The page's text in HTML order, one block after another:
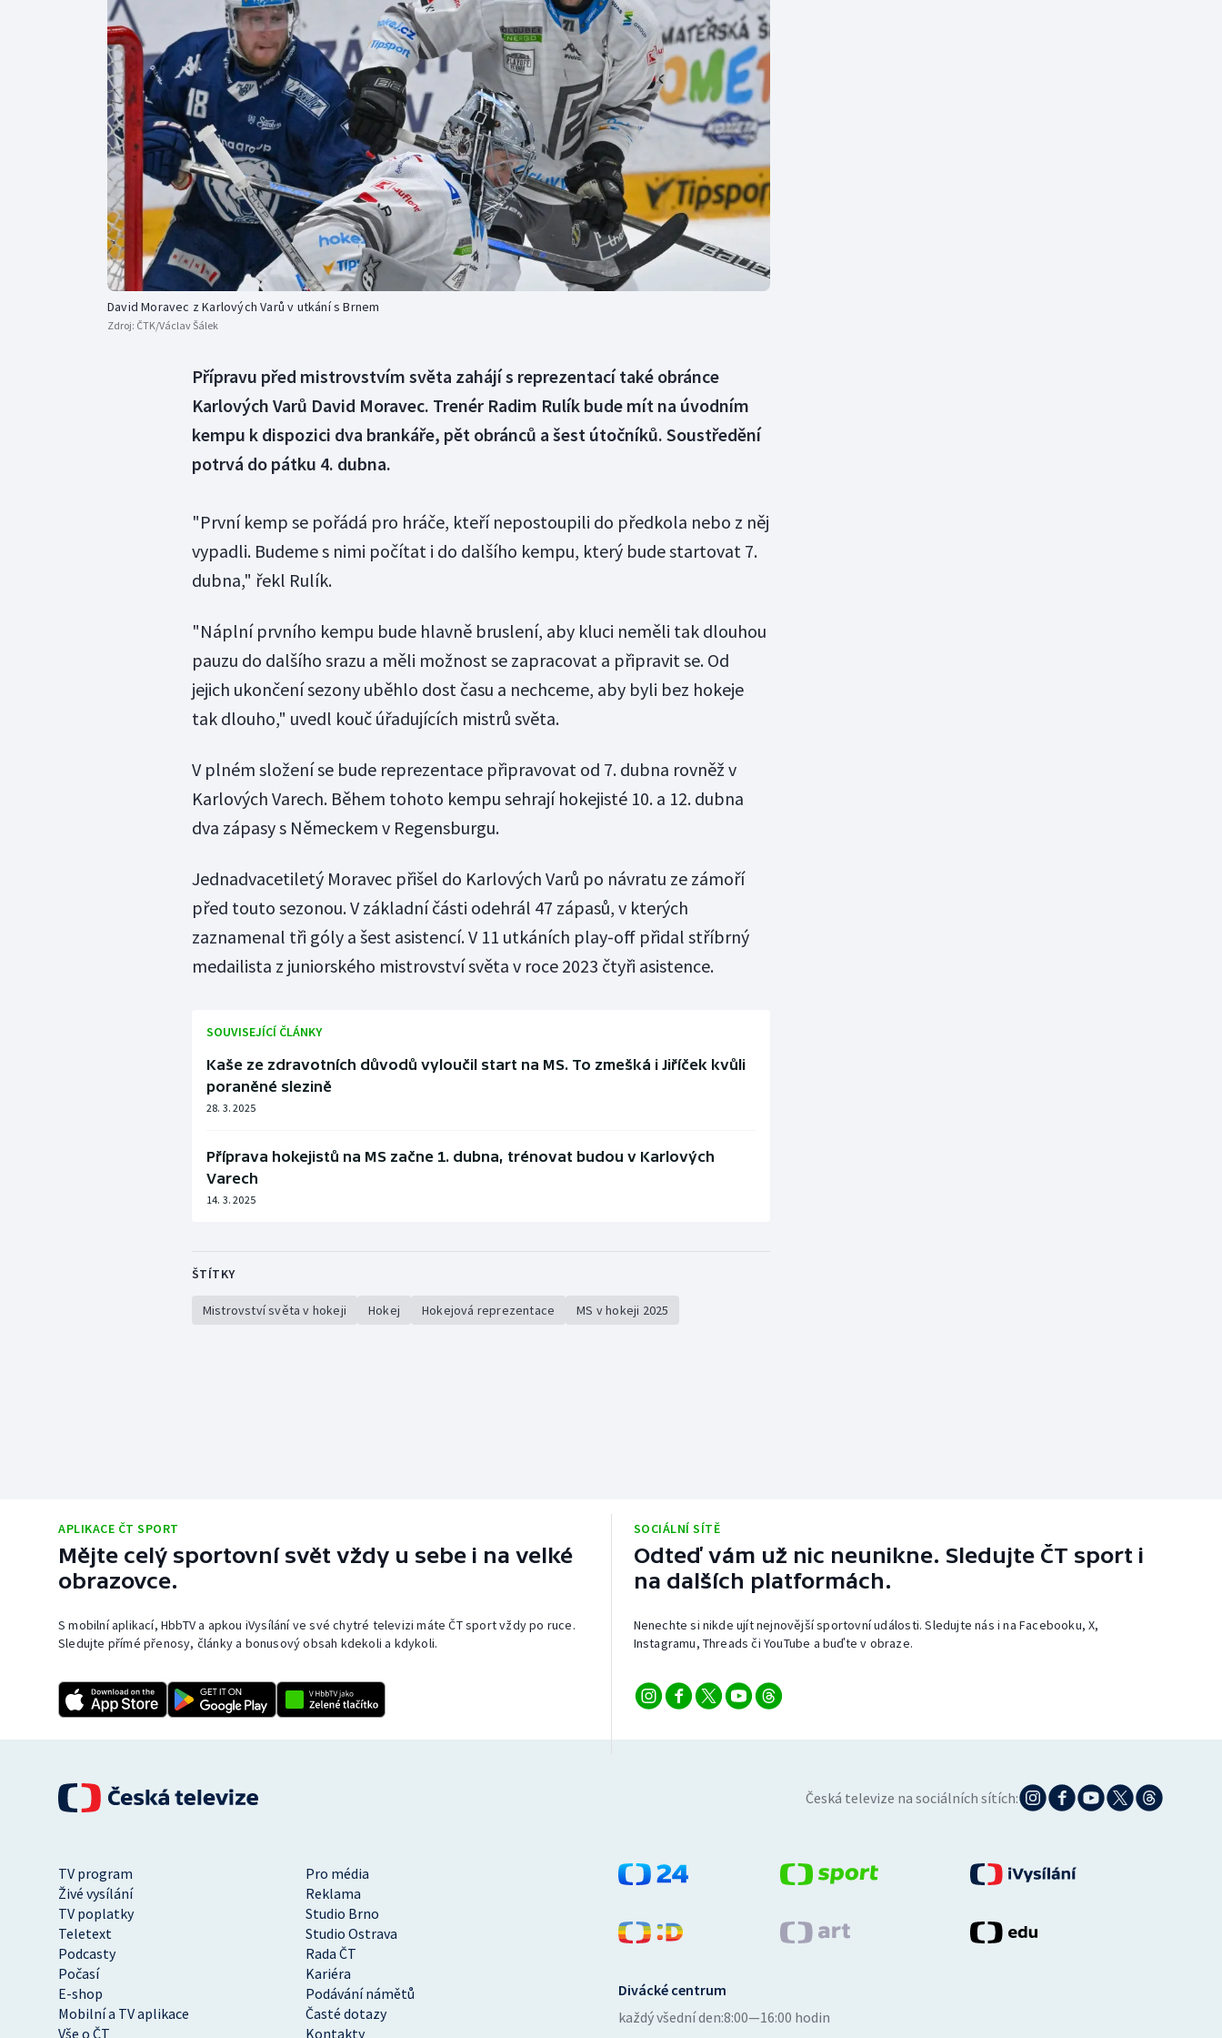
Curling
Dostihy
Florbal
Futsal
Golf
Gymnastika
Moderní pětiboj
Motorsport
Olympijské hry
Parasport
Plavání
Plážový volejbal
Triatlon
Veslování
Vodní slalom
Volejbal
Ostatní
David Moravec z Karlových Varů v utkání s Brnem
Zdroj: ČTK/Václav Šálek
Přípravu před mistrovstvím světa zahájí s reprezentací také obránce
Karlových Varů David Moravec. Trenér Radim Rulík bude mít na úvodním
kempu k dispozici dva brankáře, pět obránců a šest útočníků. Soustředění
potrvá do pátku 4. dubna.
"První kemp se pořádá pro hráče, kteří nepostoupili do předkola nebo z něj
vypadli. Budeme s nimi počítat i do dalšího kempu, který bude startovat 7.
dubna," řekl Rulík.
"Náplní prvního kempu bude hlavně bruslení, aby kluci neměli tak dlouhou
pauzu do dalšího srazu a měli možnost se zapracovat a připravit se. Od
jejich ukončení sezony uběhlo dost času a nechceme, aby byli bez hokeje
tak dlouho," uvedl kouč úřadujících mistrů světa.
V plném složení se bude reprezentace připravovat od 7. dubna rovněž v
Karlových Varech. Během tohoto kempu sehrají hokejisté 10. a 12. dubna
dva zápasy s Německem v Regensburgu.
Jednadvacetiletý Moravec přišel do Karlových Varů po návratu ze zámoří
před touto sezonou. V základní části odehrál 47 zápasů, v kterých
zaznamenal tři góly a šest asistencí. V 11 utkáních play-off přidal stříbrný
medailista z juniorského mistrovství světa v roce 2023 čtyři asistence.
SOUVISEJÍCÍ ČLÁNKY
Kaše ze zdravotních důvodů vyloučil start na MS. To zmešká i Jiříček kvůli
poraněné slezině
28. 3. 2025
Příprava hokejistů na MS začne 1. dubna, trénovat budou v Karlových
Varech
14. 3. 2025
ŠTÍTKY
Mistrovství světa v hokeji Hokej Hokejová reprezentace MS v hokeji 2025
APLIKACE ČT SPORT
Mějte celý sportovní svět vždy u sebe i na velké
obrazovce.
S mobilní aplikací, HbbTV a apkou iVysílání ve své chytré televizi máte ČT sport vždy po ruce.
Sledujte přímé přenosy, články a bonusový obsah kdekoli a kdykoli.
SOCIÁLNÍ SÍTĚ
Odteď vám už nic neunikne. Sledujte ČT sport i
na dalších platformách.
Nenechte si nikde ujít nejnovější sportovní události. Sledujte nás i na Facebooku, X,
Instagramu, Threads či YouTube a buďte v obraze.
Česká televize na sociálních sítích:
TV program
Pro média
Živé vysílání
Reklama
TV poplatky
Studio Brno
Teletext
Studio Ostrava
Podcasty
Rada ČT
Počasí
Kariéra
E-shop
Podávání námětů
Mobilní a TV aplikace
Časté dotazy
Vše o ČT
Kontakty
Divácké centrum
každý všední den:8:00—16:00 hodin